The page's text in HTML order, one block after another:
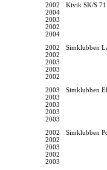
2002
Kivik SK/S 71
2004
2003
2002
2004
2002
Simklubben
2002
2003
2003
2002
2003
Simklubben
2003
2003
2003
2003
2002
Simklubben
2002
2003
2002
2003